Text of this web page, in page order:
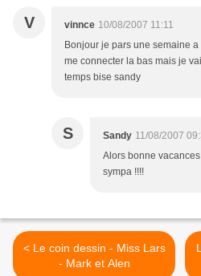
V vinnce 10/08/2007 11:11
Bonjour je pars une semaine
me connecter la bas mais je
temps bise sandy
S Sandy 11/08/2007
Alors bonne
sympa !!!!
< Le coin dessin - Miss Lars
- Mark et Alen